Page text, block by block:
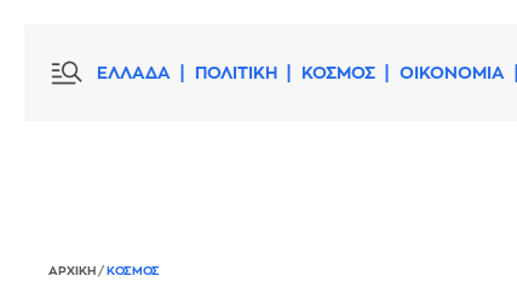
ΕΛΛΑΔΑ ΠΟΛΙΤΙΚΗ ΚΟΣΜΟΣ ΟΙΚΟΝΟΜΙΑ
ΑΡΧΙΚΗ / ΚΟΣΜΟΣ